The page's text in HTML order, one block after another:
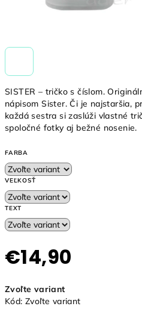
SISTER – tričko s číslom.
nápisom Sister. Či je najstaršia,
každá sestra si zaslúži vlastné
spoločné fotky aj bežné nosenie.
FARBA
VEĽKOSŤ
TEXT
€14,90
cena:
Zvoľte variant
Kód: Zvoľte variant